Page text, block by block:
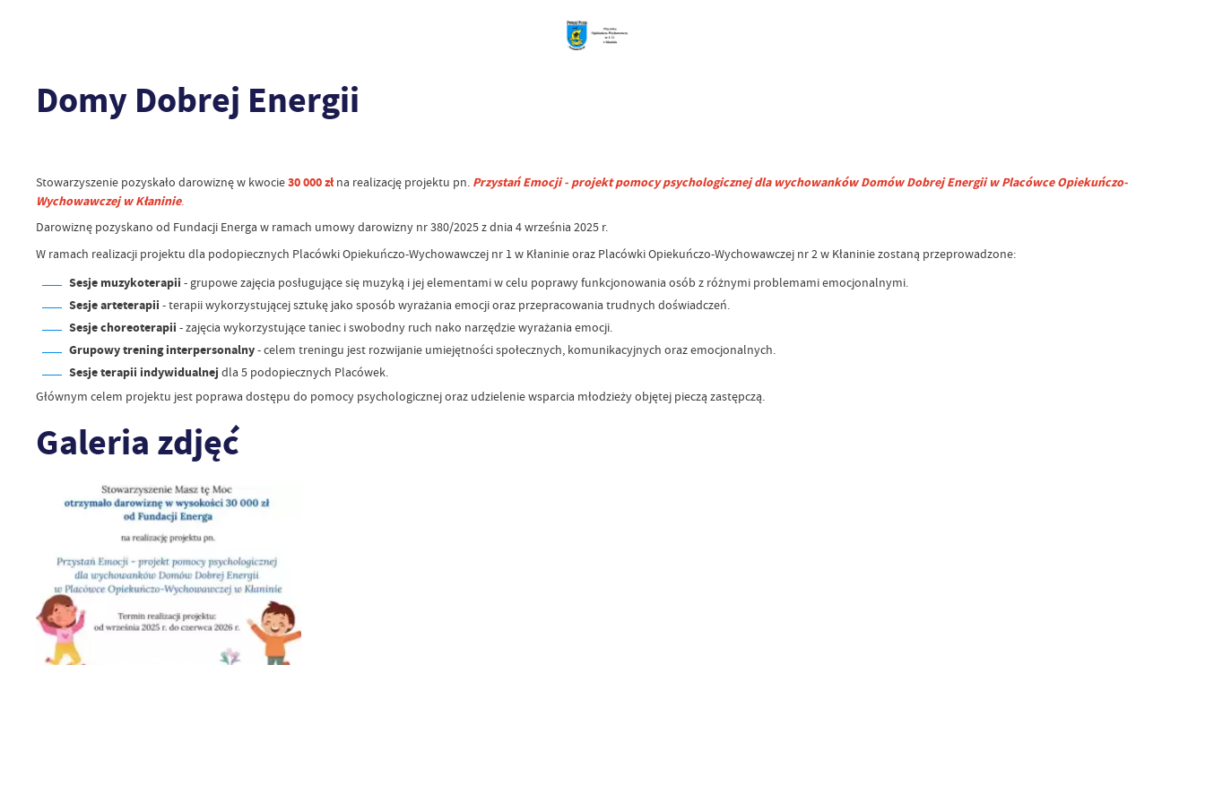
Domy Dobrej Energii
Stowarzyszenie pozyskało darowiznę w kwocie30 000 złna realizację projektu pn. Przystań Emocji - projekt pomocy psychologicznej dla wychowanków Domów Dobrej Energii w Placówce Opiekuńczo-
Wychowawczej w Kłaninie.
Darowiznę pozyskano od Fundacji Energa w ramach umowy darowizny nr 380/2025 z dnia 4 września 2025 r.
W ramach realizacji projektu dla podopiecznych Placówki Opiekuńczo-Wychowawczej nr 1 w Kłaninie oraz Placówki Opiekuńczo-Wychowawczej nr 2 w Kłaninie zostaną przeprowadzone:
Sesje muzykoterapii - grupowe zajęcia posługujące się muzyką i jej elementami w celu poprawy funkcjonowania osób z różnymi problemami emocjonalnymi.
Sesje arteterapii - terapii wykorzystującej sztukę jako sposób wyrażania emocji oraz przepracowania trudnych doświadczeń.
Sesje choreoterapii - zajęcia wykorzystujące taniec i swobodny ruch nako narzędzie wyrażania emocji.
Grupowy trening interpersonalny- celem treningu jest rozwijanie umiejętności społecznych, komunikacyjnych oraz emocjonalnych.
Sesje terapii indywidualnej dla 5 podopiecznych Placówek.
Głównym celem projektu jest poprawa dostępu do pomocy psychologicznej oraz udzielenie wsparcia młodzieży objętej pieczą zastępczą.
Galeria zdjęć